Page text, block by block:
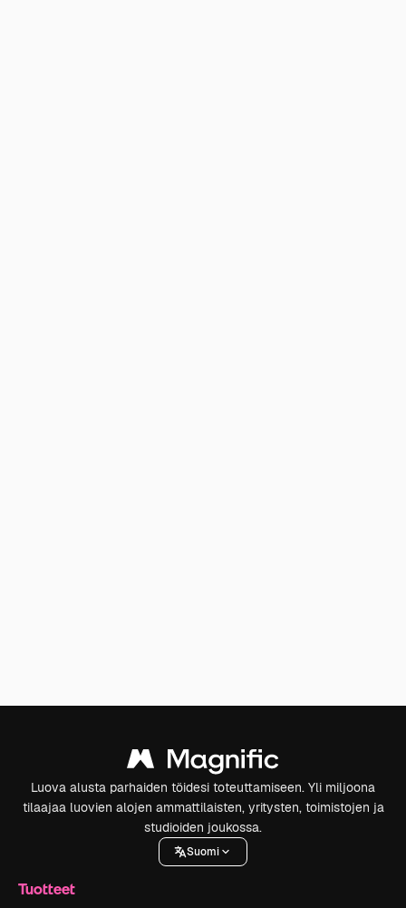
Luova alusta parhaiden töidesi toteuttamiseen. Yli miljoona
tilaajaa luovien alojen ammattilaisten, yritysten, toimistojen ja
studioiden joukossa.
Suomi
Tuotteet